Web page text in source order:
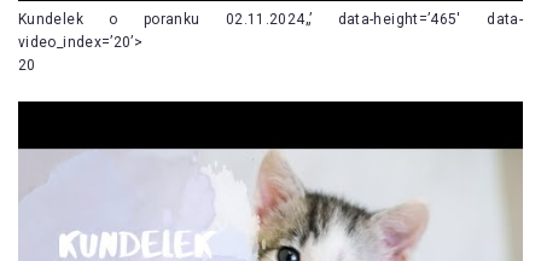
Kundelek o poranku 02.11.2024„’ data-height=’465′ data-
video_index=’20’>
20